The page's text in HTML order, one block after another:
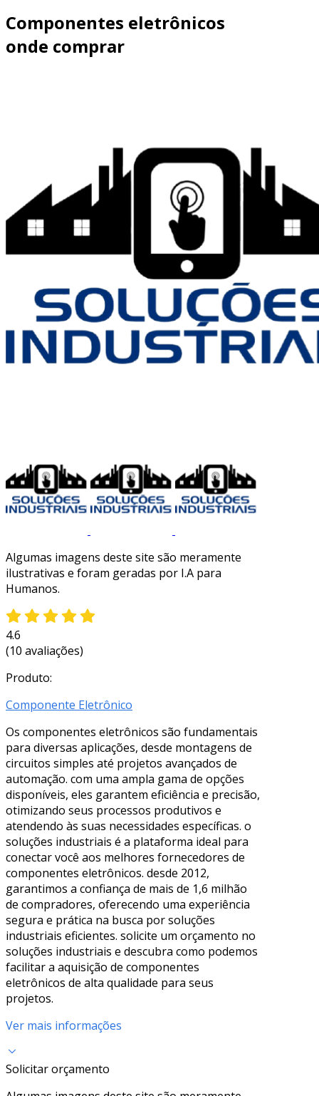
Componentes eletrônicos
onde comprar
Algumas imagens deste site são meramente
ilustrativas e foram geradas por I.A para
Humanos.
4.6
(10 avaliações)
Produto:
Componente Eletrônico
Os componentes eletrônicos são fundamentais
para diversas aplicações, desde montagens de
circuitos simples até projetos avançados de
automação. com uma ampla gama de opções
disponíveis, eles garantem eficiência e precisão,
otimizando seus processos produtivos e
atendendo às suas necessidades específicas. o
soluções industriais é a plataforma ideal para
conectar você aos melhores fornecedores de
componentes eletrônicos. desde 2012,
garantimos a confiança de mais de 1,6 milhão
de compradores, oferecendo uma experiência
segura e prática na busca por soluções
industriais eficientes. solicite um orçamento no
soluções industriais e descubra como podemos
facilitar a aquisição de componentes
eletrônicos de alta qualidade para seus
projetos.
Ver mais informações
Solicitar orçamento